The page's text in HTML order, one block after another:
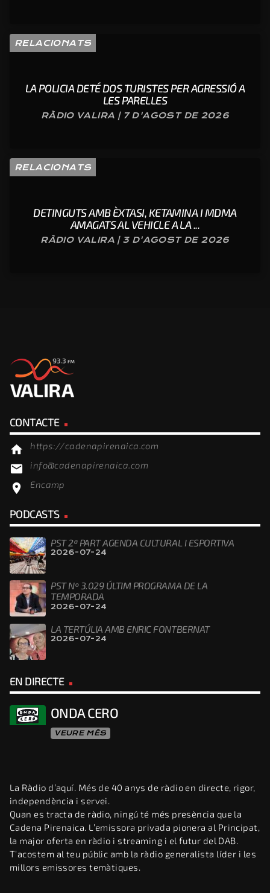
RELACIONATS
LA POLICIA DETÉ DOS TURISTES PER AGRESSIÓ A
LES PARELLES
RÀDIO VALIRA | 7 D'AGOST DE 2026
RELACIONATS
DETINGUTS AMB ÈXTASI, KETAMINA I MDMA
AMAGATS AL VEHICLE A LA ...
RÀDIO VALIRA | 3 D'AGOST DE 2026
CONTACTE
home https://cadenapirenaica.com
email info@cadenapirenaica.com
location_on Encamp
PODCASTS
PST 2ª PART AGENDA CULTURAL I ESPORTIVA
2026-07-24
PST Nº 3.029 ÚLTIM PROGRAMA DE LA
TEMPORADA
2026-07-24
LA TERTÚLIA AMB ENRIC FONTBERNAT
2026-07-24
EN DIRECTE
ONDA CERO
VEURE MÉS
La Ràdio d’aquí. Més de 40 anys de ràdio en directe, rigor,
independència i servei.
Quan es tracta de ràdio, ningú té més presència que la
Cadena Pirenaica. L’emissora privada pionera al Principat,
la major oferta en ràdio i streaming i el futur del DAB.
T’acostem al teu públic amb la ràdio generalista líder i les
millors emissores temàtiques.